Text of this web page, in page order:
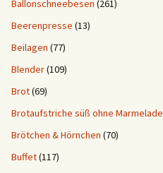
Ballonschneebesen (261)
Beerenpresse (13)
Beilagen (77)
Blender(109)
Brot(69)
Brotaufstriche süß ohne Marmelade
Brötchen & Hörnchen (70)
Buffet(117)